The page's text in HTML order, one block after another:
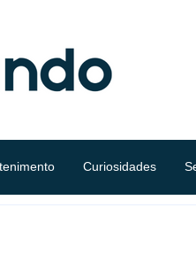
Curiosidades